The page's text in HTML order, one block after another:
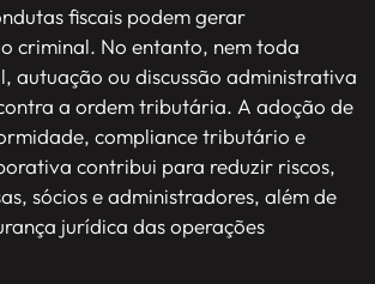
fiscais podem gerar
criminal. No entanto, nem toda
autuação ou discussão administrativa
a ordem tributária. A adoção de
compliance tributário e
contribui para reduzir riscos,
sócios e administradores, além de
jurídica das operações